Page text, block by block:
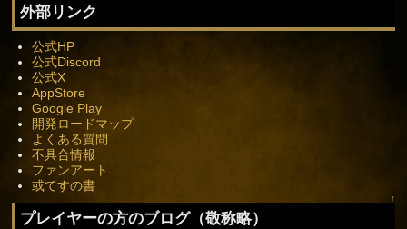
外部リンク
公式HP
公式Discord
公式X
AppStore
Google Play
開発ロードマップ
よくある質問
不具合情報
ファンアート
或てすの書
↑
プレイヤーの方のブログ（敬称略）